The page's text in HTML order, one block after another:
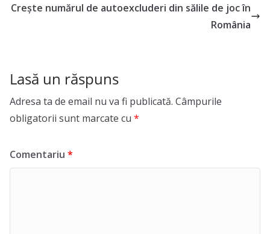
Crește numărul de autoexcluderi din sălile de joc în
România
Lasă un răspuns
Adresa ta de email nu va fi publicată. Câmpurile
obligatorii sunt marcate cu *
Comentariu *